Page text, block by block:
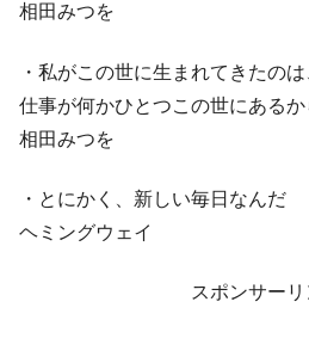
相田みつを
・私がこの世に生まれてきたの
仕事が何かひとつこの世にある
相田みつを
・とにかく、新しい毎日なんだ
ヘミングウェイ
スポンサーリ